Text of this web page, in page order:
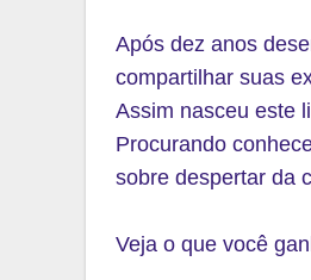
Após dez anos
compartilhar suas
Assim nasceu este
Procurando
sobre despertar da
Veja o que você